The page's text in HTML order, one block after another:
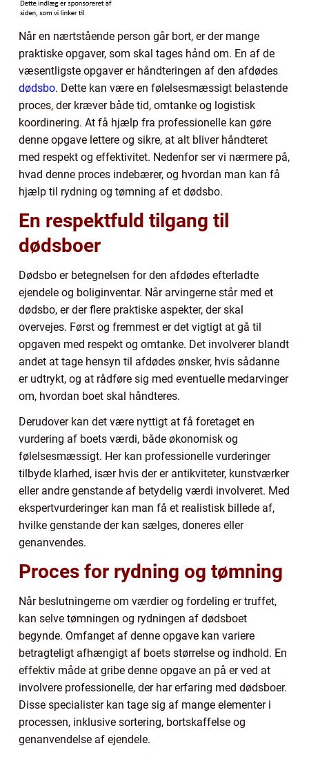
Når en nærtstående person går bort, er der mange
praktiske opgaver, som skal tages hånd om. En af de
væsentligste opgaver er håndteringen af den afdødes
dødsbo. Dette kan være en følelsesmæssigt belastende
proces, der kræver både tid, omtanke og logistisk
koordinering. At få hjælp fra professionelle kan gøre
denne opgave lettere og sikre, at alt bliver håndteret
med respekt og effektivitet. Nedenfor ser vi nærmere på,
hvad denne proces indebærer, og hvordan man kan få
hjælp til rydning og tømning af et dødsbo.
En respektfuld tilgang til
dødsboer
Dødsbo er betegnelsen for den afdødes efterladte
ejendele og boliginventar. Når arvingerne står med et
dødsbo, er der flere praktiske aspekter, der skal
overvejes. Først og fremmest er det vigtigt at gå til
opgaven med respekt og omtanke. Det involverer blandt
andet at tage hensyn til afdødes ønsker, hvis sådanne
er udtrykt, og at rådføre sig med eventuelle medarvinger
om, hvordan boet skal håndteres.
Derudover kan det være nyttigt at få foretaget en
vurdering af boets værdi, både økonomisk og
følelsesmæssigt. Her kan professionelle vurderinger
tilbyde klarhed, især hvis der er antikviteter, kunstværker
eller andre genstande af betydelig værdi involveret. Med
ekspertvurderinger kan man få et realistisk billede af,
hvilke genstande der kan sælges, doneres eller
genanvendes.
Proces for rydning og tømning
Når beslutningerne om værdier og fordeling er truffet,
kan selve tømningen og rydningen af dødsboet
begynde. Omfanget af denne opgave kan variere
betragteligt afhængigt af boets størrelse og indhold. En
effektiv måde at gribe denne opgave an på er ved at
involvere professionelle, der har erfaring med dødsboer.
Disse specialister kan tage sig af mange elementer i
processen, inklusive sortering, bortskaffelse og
genanvendelse af ejendele.